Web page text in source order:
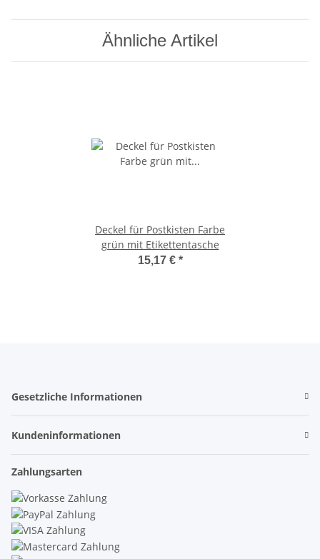
Ähnliche Artikel
Deckel für Postkisten Farbe
grün mit Etikettentasche
15,17 € *
Gesetzliche Informationen
Kundeninformationen
Zahlungsarten